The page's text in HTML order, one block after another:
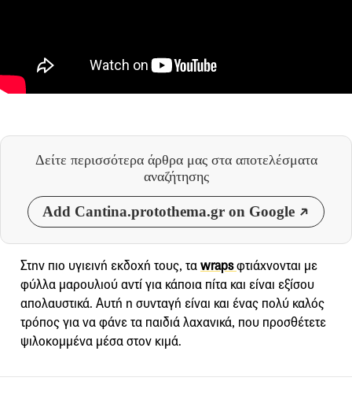
Δείτε περισσότερα άρθρα μας στα αποτελέσματα
αναζήτησης
Add Cantina.protothema.gr on Google
Στην πιο υγιεινή εκδοχή τους, ταwrapsφτιάχνονται με
φύλλα μαρουλιού αντί για κάποια πίτα και είναι εξίσου
απολαυστικά. Αυτή η συνταγή είναι και ένας πολύ καλός
τρόπος για να φάνε τα παιδιά λαχανικά, που προσθέτετε
ψιλοκομμένα μέσα στον κιμά.